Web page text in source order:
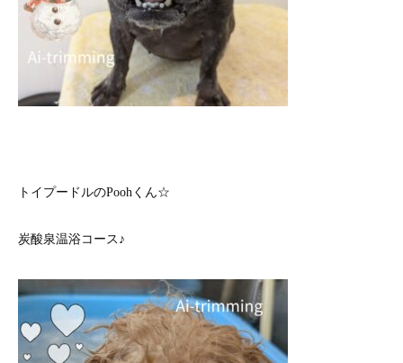
トイプードルのPoohくん☆
炭酸泉温浴コース♪